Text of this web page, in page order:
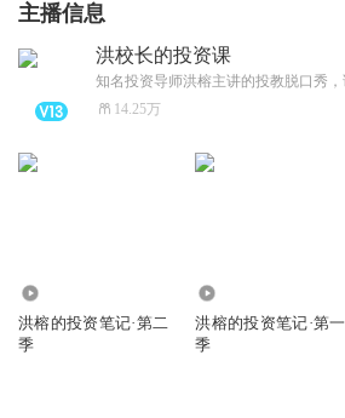
主播信息
洪校长的投资课
14.25万
洪榕的投资笔记·第二
季
洪榕的投资笔记·第一
季